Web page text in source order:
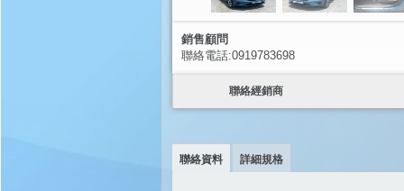
銷售顧問
聯絡電話:0919783698
聯絡經銷商
聯絡資料 詳細規格